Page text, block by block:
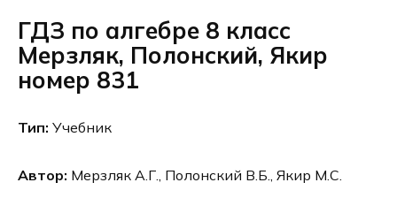
ГДЗ по алгебре 8 класс
Мерзляк, Полонский, Якир
номер 831
Тип: Учебник
Автор: Мерзляк А.Г., Полонский В.Б., Якир М.С.